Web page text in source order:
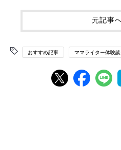
元記事
おすすめ記事 ママライター体験談